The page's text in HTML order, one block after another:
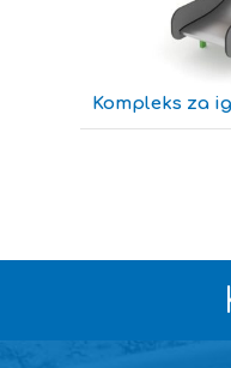
Kompleks za